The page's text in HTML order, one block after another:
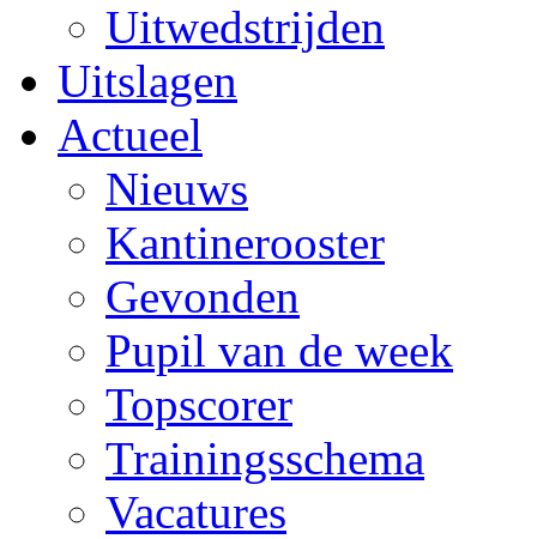
Uitwedstrijden
Uitslagen
Actueel
Nieuws
Kantinerooster
Gevonden
Pupil van de week
Topscorer
Trainingsschema
Vacatures